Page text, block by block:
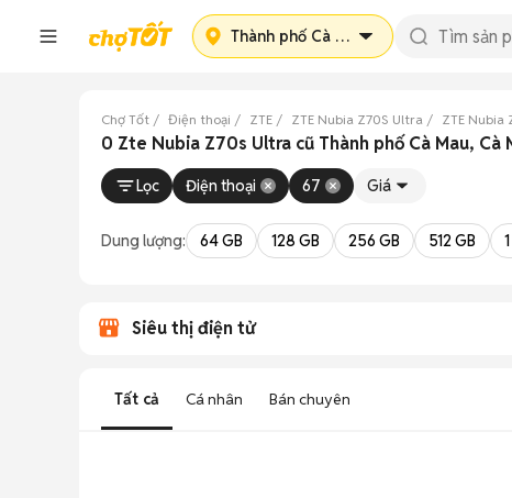
Thành phố Cà Mau
Chợ Tốt Điện thoại ZTE ZTE Nubia Z70S Ultra ZTE Nubia
0 Zte Nubia Z70s Ultra cũ Thành phố Cà Mau, Cà
Lọc Điện thoại 67 Giá
Dung lượng: 64 GB 128 GB 256 GB 512 GB
Siêu thị điện tử
Tất cả Cá nhân Bán chuyên